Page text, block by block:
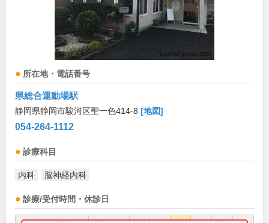
所在地・電話番号
県総合運動場駅
静岡県静岡市駿河区聖一色414-8 [地図]
054-264-1112
診療科目
内科 脳神経内科
診療/受付時間・休診日